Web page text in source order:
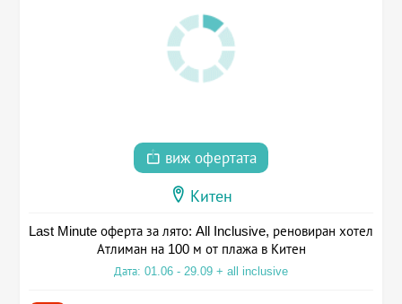
виж офертата
Китен
Last Minute оферта за лято: All Inclusive, реновиран хотел
Атлиман на 100 м от плажа в Китен
Дата: 01.06 - 29.09 + all inclusive